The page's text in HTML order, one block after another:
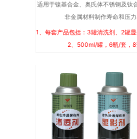
适用于镍基合金、奥氏体不锈钢及钛
非金属材料制作寿命和压
1、每套产品包括：3罐清洗剂、2罐显
2、500ml/罐，6瓶/套，8